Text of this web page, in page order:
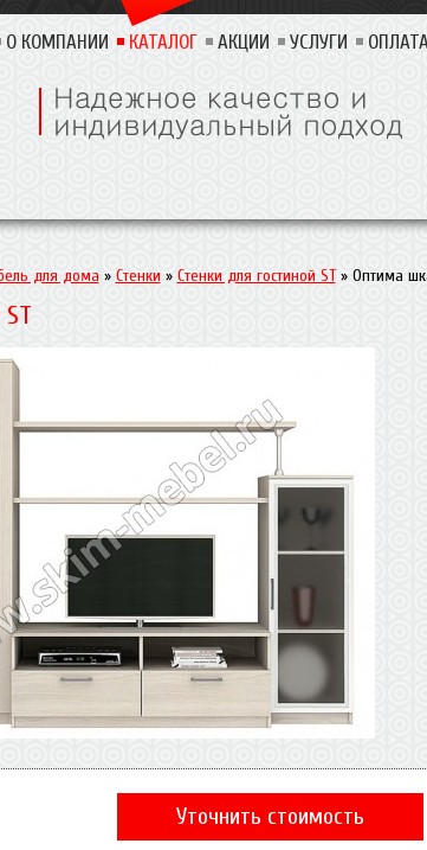
О КОМПАНИИ КАТАЛОГ АКЦИИ УСЛУГИ
для дома » Стенки » Стенки для гостиной ST» Оптима
Уточнить стоимость